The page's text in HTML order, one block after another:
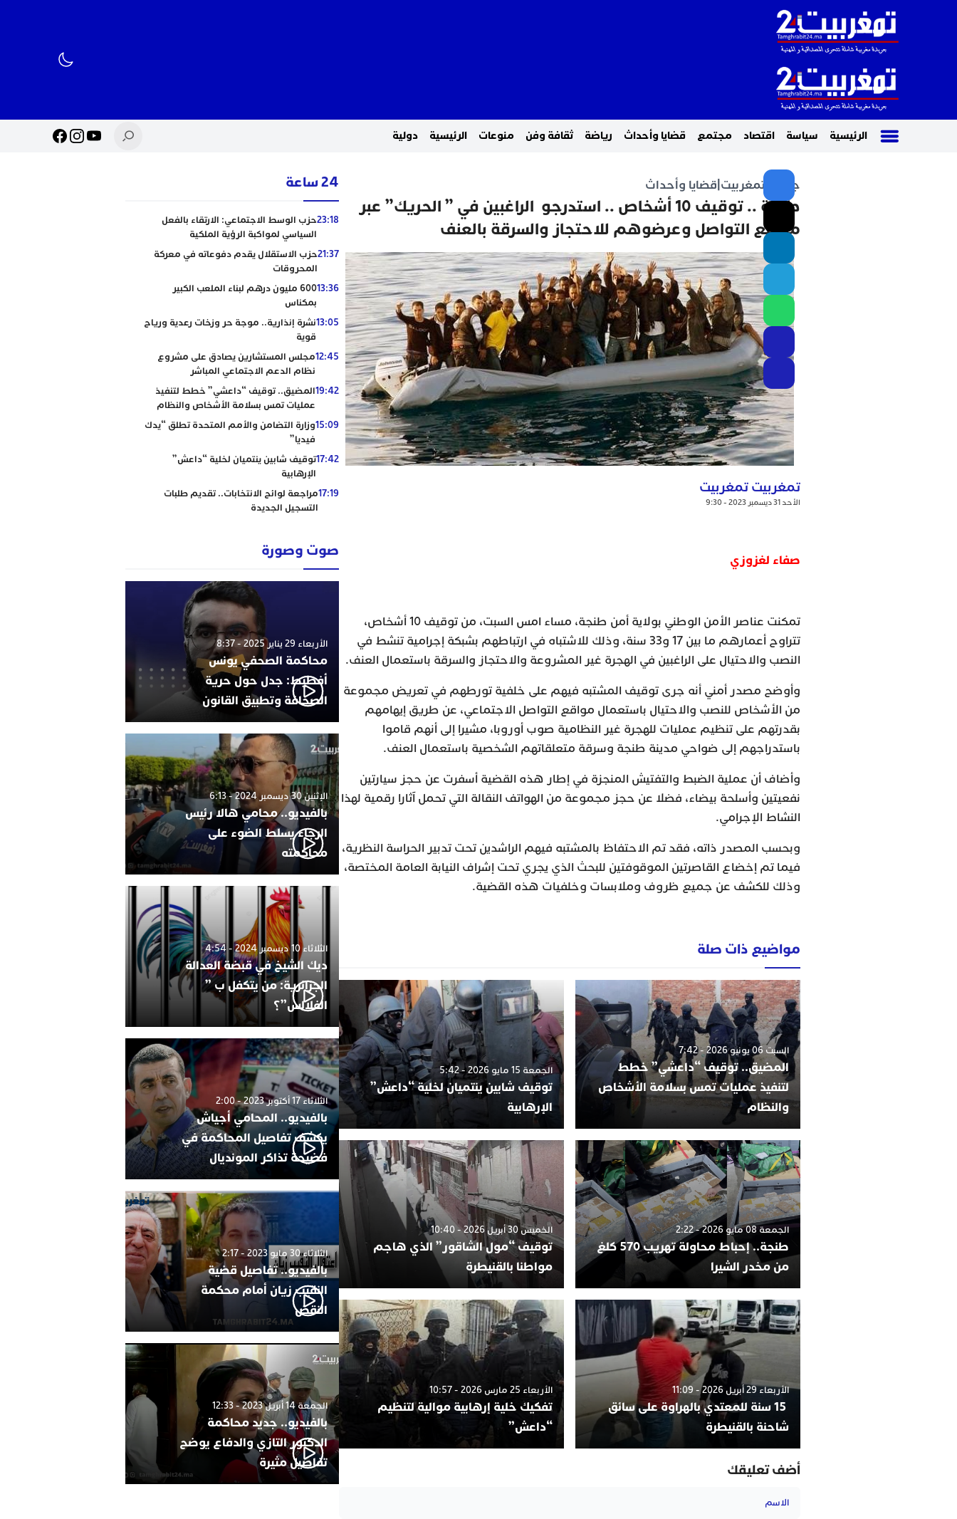
الرئيسية سياسة اقتصاد مجتمع قضايا وأحداث رياضة ثقافة وفن منوعات الرئيسية دولية
جريدة تمغربيت قضايا وأحداث
طنجة .. توقيف 10 أشخاص .. استدرجو الراغبين في ” الحريك” عبر
مواقع التواصل وعرضوهم للاحتجاز والسرقة بالعنف
تمغربيت تمغربيت
الأحد 31 ديسمبر 2023 - 9:30
صفاء لغزوزي
تمكنت عناصر الأمن الوطني بولاية أمن طنجة، مساء امس السبت، من توقيف 10 أشخاص،
تتراوح أعمارهم ما بين 17 و33 سنة، وذلك للاشتباه في ارتباطهم بشبكة إجرامية تنشط في
النصب والاحتيال على الراغبين في الهجرة غير المشروعة والاحتجاز والسرقة باستعمال العنف.
وأوضح مصدر أمني أنه جرى توقيف المشتبه فيهم على خلفية تورطهم في تعريض مجموعة
من الأشخاص للنصب والاحتيال باستعمال مواقع التواصل الاجتماعي، عن طريق إيهامهم
بقدرتهم على تنظيم عمليات للهجرة غير النظامية صوب أوروبا، مشيرا إلى أنهم قاموا
باستدراجهم إلى ضواحي مدينة طنجة وسرقة متعلقاتهم الشخصية باستعمال العنف.
وأضاف أن عملية الضبط والتفتيش المنجزة في إطار هذه القضية أسفرت عن حجز سيارتين
نفعيتين وأسلحة بيضاء، فضلا عن حجز مجموعة من الهواتف النقالة التي تحمل آثارا رقمية لهذا
النشاط الإجرامي.
وبحسب المصدر ذاته، فقد تم الاحتفاظ بالمشتبه فيهم الراشدين تحت تدبير الحراسة النظرية،
فيما تم إخضاع القاصرتين الموقوفتين للبحث الذي يجري تحت إشراف النيابة العامة المختصة،
وذلك للكشف عن جميع ظروف وملابسات وخلفيات هذه القضية.
مواضيع ذات صلة
السبت 06 يونيو 2026 - 7:42
المضيق.. توقيف “داعشي” خطط
لتنفيذ عمليات تمس بسلامة الأشخاص
والنظام
الجمعة 15 مايو 2026 - 5:42
توقيف شابين ينتميان لخلية “داعش”
الإرهابية
الجمعة 08 مايو 2026 - 2:22
طنجة.. إحباط محاولة تهريب 570 كلغ
من مخدر الشيرا
الخميس 30 أبريل 2026 - 10:40
توقيف “مول الشاقور” الذي هاجم
مواطنا بالقنيطرة
الأربعاء 29 أبريل 2026 - 11:09
15 سنة للمعتدي بالهراوة على سائق
شاحنة بالقنيطرة
الأربعاء 25 مارس 2026 - 10:57
تفكيك خلية إرهابية موالية لتنظيم
“داعش”
أضف تعليقك
24 ساعة
23:18حزب الوسط الاجتماعي: الارتقاء بالفعل
السياسي لمواكبة الرؤية الملكية
21:37حزب الاستقلال يقدم دفوعاته في معركة
المحروقات
13:36
600 مليون درهم لبناء الملعب الكبير
بمكناس
13:05نشرة إنذارية.. موجة حر وزخات رعدية ورياح
قوية
12:45مجلس المستشارين يصادق على مشروع
نظام الدعم الاجتماعي المباشر
19:42المضيق.. توقيف “داعشي” خطط لتنفيذ
عمليات تمس بسلامة الأشخاص والنظام
15:09وزارة التضامن والأمم المتحدة تطلق “يدك
فيديا”
17:42توقيف شابين ينتميان لخلية “داعش”
الإرهابية
17:19مراجعة لوائح الانتخابات.. تقديم طلبات
التسجيل الجديدة
صوت وصورة
الأربعاء 29 يناير 2025 - 8:37
محاكمة الصحفي يونس
أفطيط: جدل حول حرية
الصحافة وتطبيق القانون
الإثنين 30 ديسمبر 2024 - 6:13
بالفيديو.. محامي هالا رئيس
الرجاء يسلط الضوء على
محاكمته
الثلاثاء 10 ديسمبر 2024 - 4:54
ديك الشيخ في قبضة العدالة
الجزائرية: من يتكفل ب ”
الفلالس”؟
الثلاثاء 17 أكتوبر 2023 - 2:00
بالفيديو.. المحامي أجياش
يكشف تفاصيل المحاكمة في
فضيحة تذاكر المونديال
الثلاثاء 30 مايو 2023 - 2:17
بالفيديو.. تفاصيل قضية
النقيب زيان أمام محكمة
النقض
الجمعة 14 أبريل 2023 - 12:33
بالفيديو.. جديد محاكمة
الدكتور التازي والدفاع يوضح
تفاصيل مثيرة